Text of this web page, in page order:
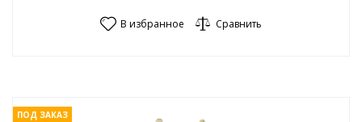
В избранное Сравнить
ПОД ЗАКАЗ